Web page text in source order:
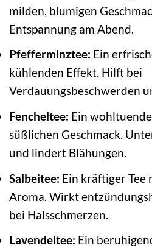
milden, blumigen
Entspannung am Abend.
Pfefferminztee: Ein
kühlenden Effekt. Hilft bei
Verdauungsbeschwerden
Fencheltee: Ein
süßlichen Geschmack.
und lindert Blähungen.
Salbeitee: Ein kräftiger Tee
Aroma. Wirkt
bei Halsschmerzen.
Lavendeltee: Ein